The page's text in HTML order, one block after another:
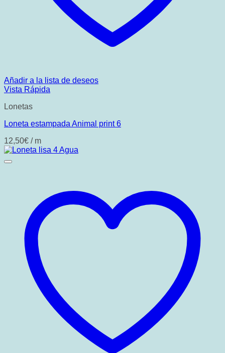
Añadir a la lista de deseos
Vista Rápida
Lonetas
Loneta estampada Animal print 6
12,50€ / m